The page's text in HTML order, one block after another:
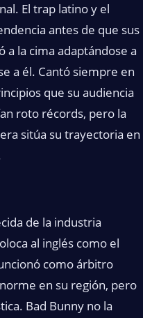
El trap latino y el
antes de que sus
la cima adaptándose a
a él. Cantó siempre en
que su audiencia
roto récords, pero la
sitúa su trayectoria en
de la industria
al inglés como el
como árbitro
en su región, pero
Bad Bunny no la